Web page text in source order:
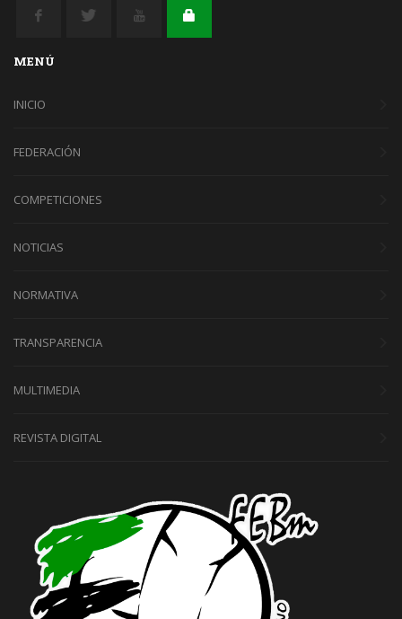
MENÚ
INICIO
FEDERACIÓN
COMPETICIONES
NOTICIAS
NORMATIVA
TRANSPARENCIA
MULTIMEDIA
REVISTA DIGITAL